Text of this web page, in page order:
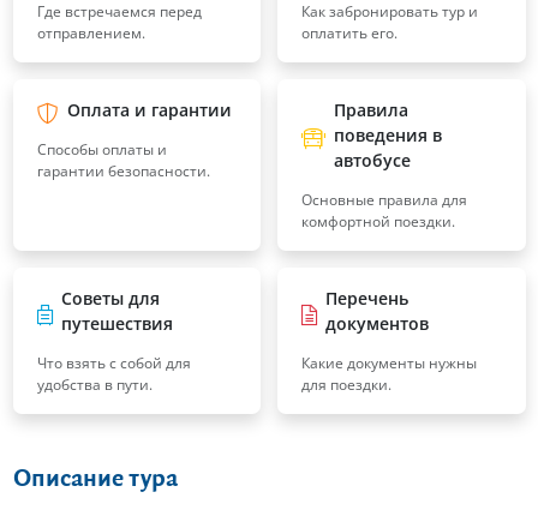
Где встречаемся перед
отправлением.
Как забронировать тур и
оплатить его.
Оплата и гарантии
Способы оплаты и
гарантии безопасности.
Правила
поведения в
автобусе
Основные правила для
комфортной поездки.
Советы для
путешествия
Что взять с собой для
удобства в пути.
Перечень
документов
Какие документы нужны
для поездки.
Описание тура